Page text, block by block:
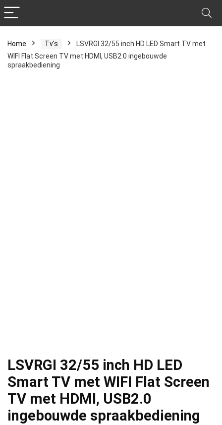
Home Tv's
LSVRGI 32/55 inch HD LED Smart TV met
WIFI Flat Screen TV met HDMI, USB2.0 ingebouwde
spraakbediening
LSVRGI 32/55 inch HD LED
Smart TV met WIFI Flat Screen
TV met HDMI, USB2.0
ingebouwde spraakbediening